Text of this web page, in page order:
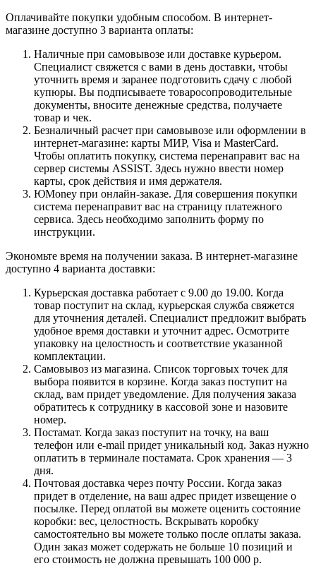
Оплачивайте покупки удобным способом. В интернет-
магазине доступно 3 варианта оплаты:
Наличные при самовывозе или доставке курьером.
Специалист свяжется с вами в день доставки, чтобы
уточнить время и заранее подготовить сдачу с любой
купюры. Вы подписываете товаросопроводительные
документы, вносите денежные средства, получаете
товар и чек.
Безналичный расчет при самовывозе или оформлении в
интернет-магазине: карты МИР, Visa и MasterCard.
Чтобы оплатить покупку, система перенаправит вас на
сервер системы ASSIST. Здесь нужно ввести номер
карты, срок действия и имя держателя.
ЮMoney при онлайн-заказе. Для совершения покупки
система перенаправит вас на страницу платежного
сервиса. Здесь необходимо заполнить форму по
инструкции.
Экономьте время на получении заказа. В интернет-магазине
доступно 4 варианта доставки:
Курьерская доставка работает с 9.00 до 19.00. Когда
товар поступит на склад, курьерская служба свяжется
для уточнения деталей. Специалист предложит выбрать
удобное время доставки и уточнит адрес. Осмотрите
упаковку на целостность и соответствие указанной
комплектации.
Самовывоз из магазина. Список торговых точек для
выбора появится в корзине. Когда заказ поступит на
склад, вам придет уведомление. Для получения заказа
обратитесь к сотруднику в кассовой зоне и назовите
номер.
Постамат. Когда заказ поступит на точку, на ваш
телефон или e-mail придет уникальный код. Заказ нужно
оплатить в терминале постамата. Срок хранения — 3
дня.
Почтовая доставка через почту России. Когда заказ
придет в отделение, на ваш адрес придет извещение о
посылке. Перед оплатой вы можете оценить состояние
коробки: вес, целостность. Вскрывать коробку
самостоятельно вы можете только после оплаты заказа.
Один заказ может содержать не больше 10 позиций и
его стоимость не должна превышать 100 000 р.